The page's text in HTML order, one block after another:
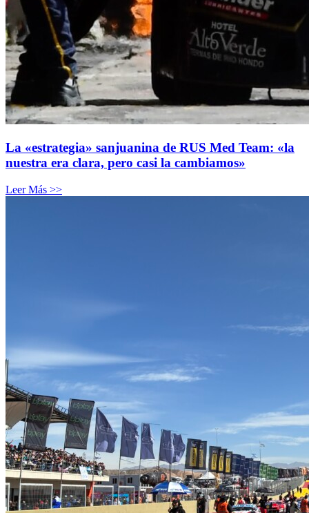
La «estrategia» sanjuanina de RUS Med Team: «la
nuestra era clara, pero casi la cambiamos»
Leer Más >>